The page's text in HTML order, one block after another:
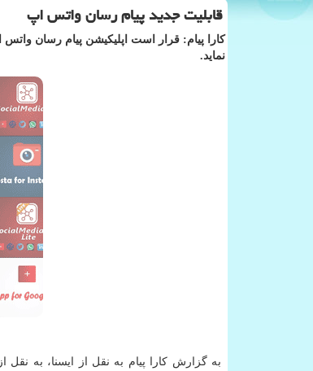
قابلیت جدید پیام رسان واتس اپ
كارا پیام: قرار است اپلیكیشن پیام رسان
نماید.
به گزارش كارا پیام به نقل از ایسنا، به